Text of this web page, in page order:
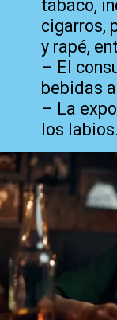
tabaco,
cigarros,
y rapé,
– El
bebidas
– La
los labios.